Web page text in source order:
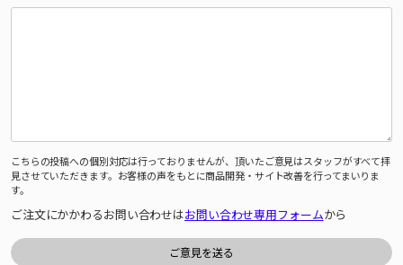
こちらの投稿への個別対応は行っておりませんが、頂いたご意見はスタッフがすべて拝
見させていただきます。お客様の声をもとに商品開発・サイト改善を行ってまいりま
す。
ご注文にかかわるお問い合わせはお問い合わせ専用フォームから